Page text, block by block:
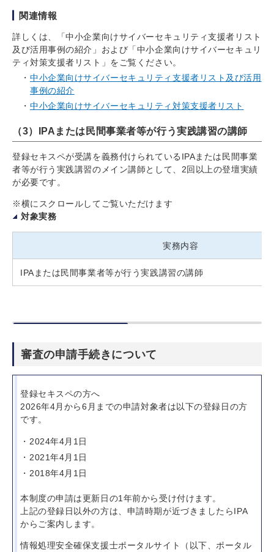
関連情報
詳しくは、「中小企業向けサイバーセキュリティ支援者リスト
及び活用事例の紹介」および「中小企業向けサイバーセキュリ
ティ対策支援者リスト」をご覧ください。
中小企業向けサイバーセキュリティ支援者リスト及び活用
事例の紹介
中小企業向けサイバーセキュリティ対策支援者リスト
（3）IPAまたは民間事業者等が行う実践講習の講師
登録セキスペが受講を義務付けられているIPAまたは民間事業
者等が行う実践講習のメイン講師として、2回以上の登壇実績
が必要です。
※横にスクロールしてご覧いただけます
対象実務
実務内容
IPAまたは民間事業者等が行う実践講習の講師
審査の申請手続きについて
登録セキスペの方へ
2026年4月から6月までの申請対象者は以下の登録日の方
です。
2024年4月1日
2021年4月1日
2018年4月1日
本制度の申請は更新日の1年前から受け付けます。
上記の登録日以外の方は、申請時期が近づきましたらIPA
からご案内します。
情報処理安全確保支援士ポータルサイト（以下、ポータル